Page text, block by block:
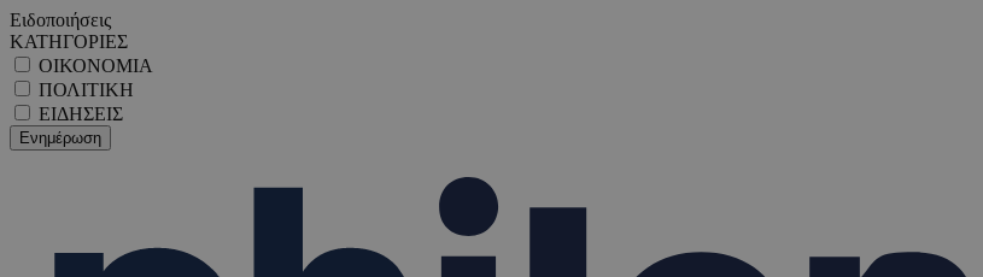
Ειδοποιήσεις
ΚΑΤΗΓΟΡΙΕΣ
ΟΙΚΟΝΟΜΙΑ
ΠΟΛΙΤΙΚΗ
ΕΙΔΗΣΕΙΣ